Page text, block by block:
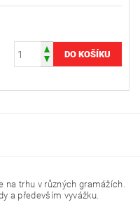
na trhu v různých gramážích.
a především vyvážku.